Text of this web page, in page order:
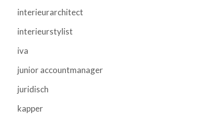
interieurarchitect
interieurstylist
iva
junior accountmanager
juridisch
kapper